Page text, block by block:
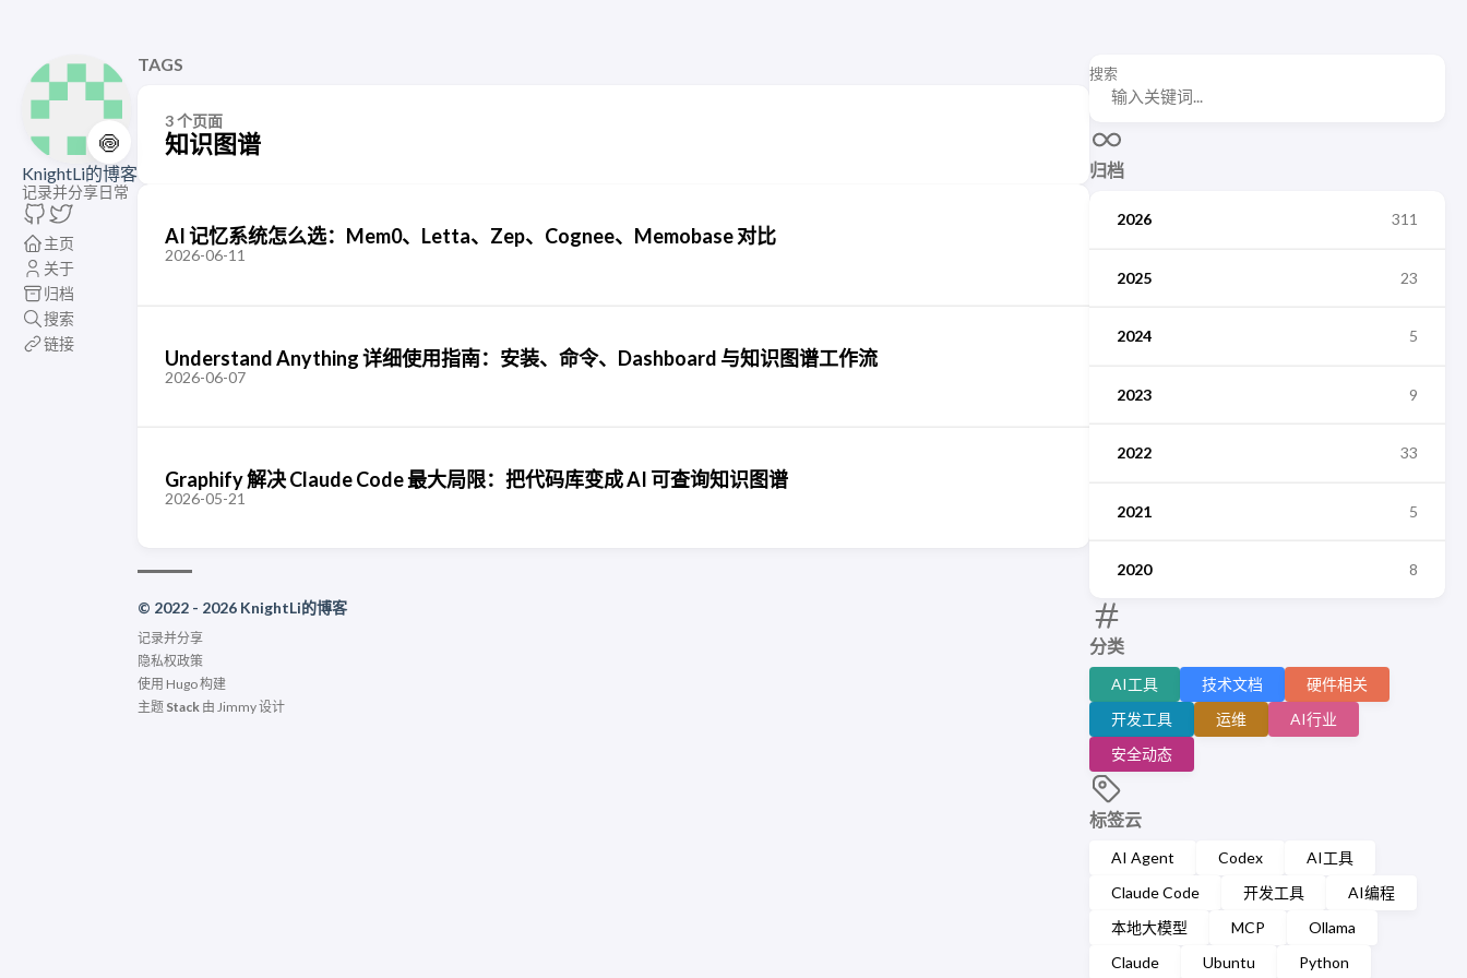
🍥
KnightLi的博客
记录并分享日常
主页
关于
归档
搜索
链接
搜索
归档
2026 311
2025 23
2024 5
2023 9
2022 33
2021 5
2020 8
分类
AI工具 技术文档
硬件相关
开发工具
运维
AI行业
安全动态
标签云
AI Agent Codex
AI工具
Claude Code
开发工具
AI编程
本地大模型
MCP
Ollama
Claude
Ubuntu Python
TAGS
3 个页面
知识图谱
AI 记忆系统怎么选：Mem0、Letta、Zep、Cognee、Memobase 对比
2026-06-11
Understand Anything 详细使用指南：安装、命令、Dashboard 与知识图谱工作流
2026-06-07
Graphify 解决 Claude Code 最大局限：把代码库变成 AI 可查询知识图谱
2026-05-21
© 2022 - 2026 KnightLi的博客
记录并分享
隐私权政策
使用 Hugo构建
主题 Stack 由 Jimmy设计